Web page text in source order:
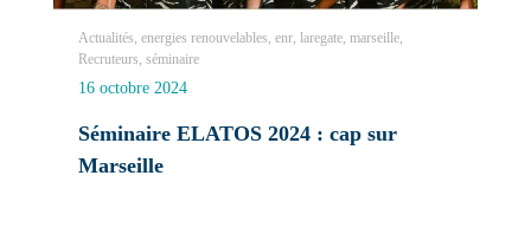
Actualités, energies renouvelables, enr, laregate, marseille,
Recruteurs, séminaire
16 octobre 2024
Séminaire ELATOS 2024 : cap sur
Marseille